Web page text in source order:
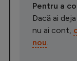
Pentru a
Dacă ai
nu ai cont,
nou